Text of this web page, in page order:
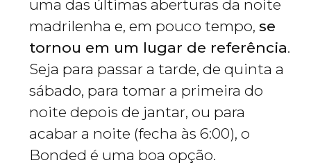
uma das últimas aberturas da noite
madrilenha e, em pouco tempo, se
tornou em um lugar de referência.
Seja para passar a tarde, de quinta a
sábado, para tomar a primeira do
noite depois de jantar, ou para
acabar a noite (fecha às 6:00), o
Bonded é uma boa opção.